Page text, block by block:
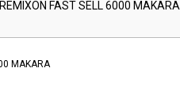
REMIXON FAST SELL 6000 MAKARA